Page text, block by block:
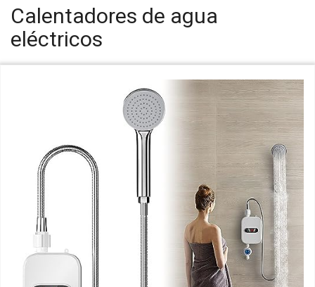
Calentadores de agua
eléctricos